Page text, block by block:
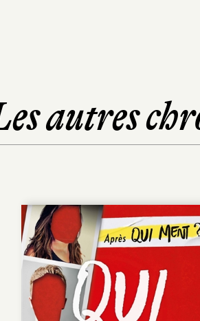
autres